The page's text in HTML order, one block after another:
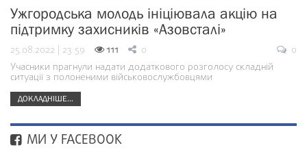
Ужгородська молодь ініціювала акцію на
підтримку захисників «Азовсталі»
25.08.2022 | 23:59 111 0
0
Учасники прагнули надати додаткового розголосу складній
ситуації з полоненими військовослужбовцями
ДОКЛАДНІШЕ...
МИ У FACEBOOK